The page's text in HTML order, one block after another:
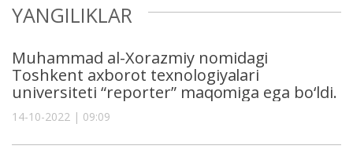
YANGILIKLAR
Muhammad al-Xorazmiy nomidagi
Toshkent axborot texnologiyalari
universiteti “reporter” maqomiga ega bo‘ldi.
14-10-2022 | 09:09